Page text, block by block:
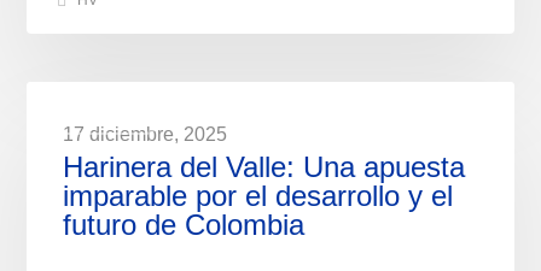
17 diciembre, 2025
Harinera del Valle: Una apuesta
imparable por el desarrollo y el
futuro de Colombia